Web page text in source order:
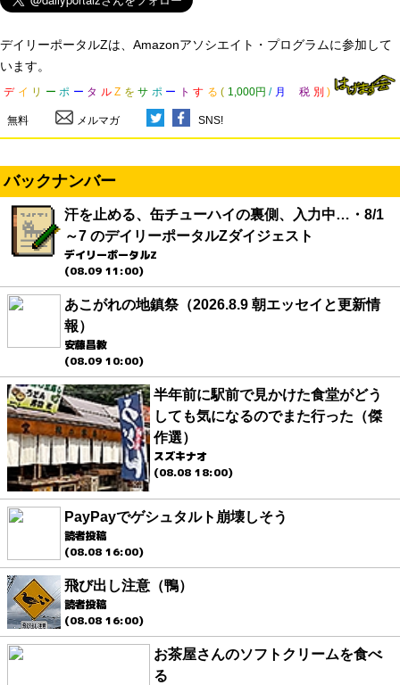
デイリーポータルZは、Amazonアソシエイト・プログラムに参加して
います。
デ イ リ ー ポ ー タ ル Z を サ ポ ー ト す る ( 1,000円 / 月 税 別 )
無料 メルマガ SNS!
バックナンバー
汗を止める、缶チューハイの裏側、入力中…・8/1
～7 のデイリーポータルZダイジェスト
デイリーポータルZ
(08.09 11:00)
あこがれの地鎮祭（2026.8.9 朝エッセイと更新情
報）
安藤昌教
(08.09 10:00)
半年前に駅前で見かけた食堂がどう
しても気になるのでまた行った（傑
作選）
スズキナオ
(08.08 18:00)
PayPayでゲシュタルト崩壊しそう
読者投稿
(08.08 16:00)
飛び出し注意（鴨）
読者投稿
(08.08 16:00)
お茶屋さんのソフトクリームを食べ
る